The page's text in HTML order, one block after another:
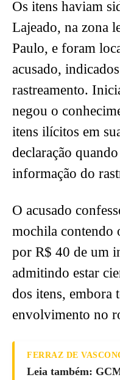
Os itens haviam
Lajeado, na zona
Paulo, e foram
acusado,
rastreamento.
negou o
itens ilícitos em
declaração
informação do
O acusado
mochila contendo
por R$ 40 de um
admitindo estar
dos itens, embora
envolvimento no
FERRAZ DE
Leia também: